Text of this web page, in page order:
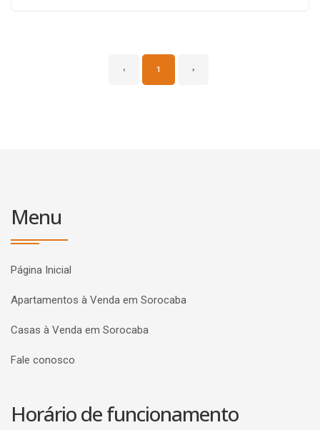
‹ 1 ›
Menu
Página Inicial
Apartamentos à Venda em Sorocaba
Casas à Venda em Sorocaba
Fale conosco
Horário de funcionamento